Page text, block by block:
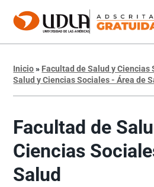
Inicio» Facultad de Salud y Ciencias
Salud y Ciencias Sociales - Área de
Facultad de
Ciencias
Salud